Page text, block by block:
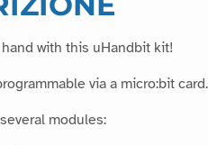
with this uHandbit kit!
via a micro:bit card.
modules: